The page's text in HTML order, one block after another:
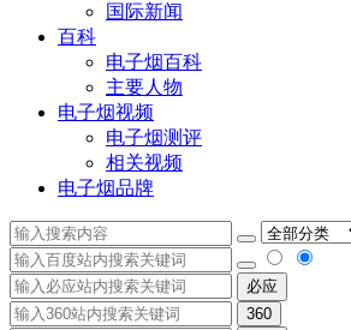
国际新闻
百科
电子烟百科
主要人物
电子烟视频
电子烟测评
相关视频
电子烟品牌
必应
360